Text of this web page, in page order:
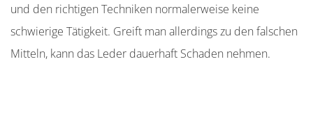
und den richtigen Techniken normalerweise keine
schwierige Tätigkeit. Greift man allerdings zu den falschen
Mitteln, kann das Leder dauerhaft Schaden nehmen.